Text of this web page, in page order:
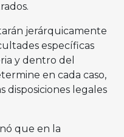
jerárquicamente
específicas
y dentro del
en cada caso,
disposiciones legales
que en la